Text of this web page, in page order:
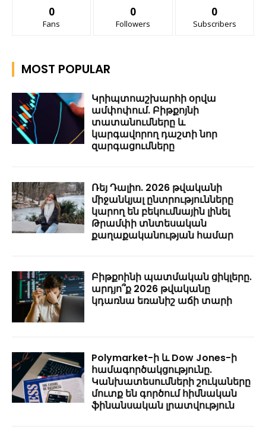
0
Fans
0
Followers
0
Subscribers
MOST POPULAR
Կրիպտոաշխարհի օրվա
ամփոփում. Բիթքոյնի
տատանումները և
կարգավորող դաշտի նոր
զարգացումները
Ռեյ Դալիո. 2026 թվականի
միջանկյալ ընտրությունները
կարող են բեկումնային լինել
Թրամփի տնտեսական
քաղաքականության համար
Բիթքոինի պատմական ցիկլերը.
արդյո՞ք 2026 թվականը
կդառնա եռանիշ աճի տարի
Polymarket-ի և Dow Jones-ի
համագործակցությունը.
Կանխատեսումների շուկաները
մուտք են գործում հիմնական
ֆինանսական լրատվություն